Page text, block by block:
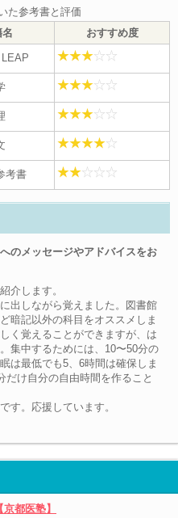
た参考書と評価
名 おすすめ度
考書
のメッセージやアドバイスをお
介します。
出しながら覚えました。図書館
暗記以外の科目をオススメしま
く覚えることができますが、は
集中するためには、10〜50分の
は最低でも5、6時間は確保しま
だけ自分の自由時間を作ること
す。応援しています。
都医塾】